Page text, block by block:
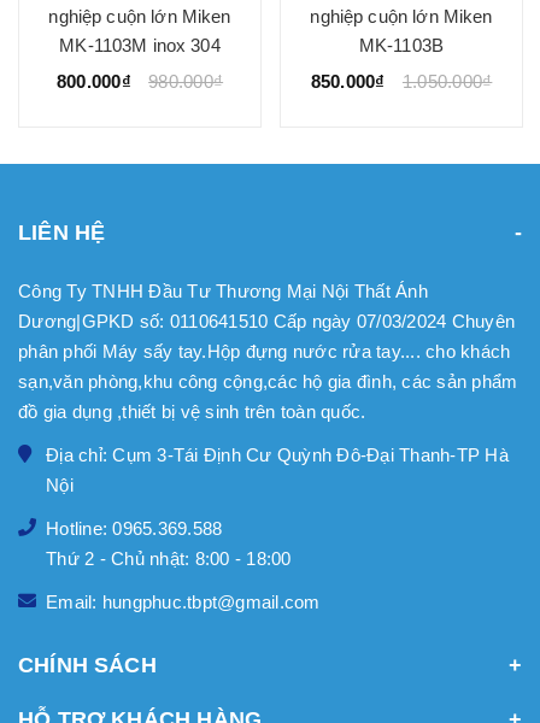
nghiệp cuộn lớn Miken
MK-1103M inox 304
800.000₫
980.000₫
nghiệp cuộn lớn Miken
MK-1103B
850.000₫
1.050.000₫
LIÊN HỆ
Công Ty TNHH Đầu Tư Thương Mại Nội Thất Ánh
Dương|GPKD số: 0110641510 Cấp ngày 07/03/2024 Chuyên
phân phối Máy sấy tay.Hộp đựng nước rửa tay.... cho khách
sạn,văn phòng,khu công cộng,các hộ gia đình, các sản phẩm
đồ gia dụng ,thiết bị vệ sinh trên toàn quốc.
Địa chỉ: Cụm 3-Tái Định Cư Quỳnh Đô-Đại Thanh-TP Hà
Nội
Hotline: 0965.369.588
Thứ 2 - Chủ nhật: 8:00 - 18:00
Email: hungphuc.tbpt@gmail.com
CHÍNH SÁCH